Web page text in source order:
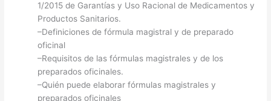
1/2015 de Garantías y Uso Racional de Medicamentos y
Productos Sanitarios.
–Definiciones de fórmula magistral y de preparado
oficinal
–Requisitos de las fórmulas magistrales y de los
preparados oficinales.
–Quién puede elaborar fórmulas magistrales y
preparados oficinales